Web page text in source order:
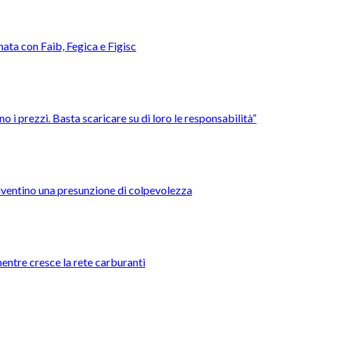
con Faib, Fegica e Figisc
i prezzi. Basta scaricare su di loro le responsabilità”
una presunzione di colpevolezza
cresce la rete carburanti